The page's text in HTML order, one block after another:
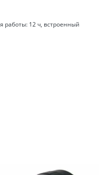
работы: 12 ч, встроенный